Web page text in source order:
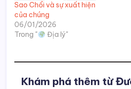
Sao Chổi và sự xuất hiện
của chúng
06/01/2026
Trong "
Địa lý"
Khám phá thêm từ